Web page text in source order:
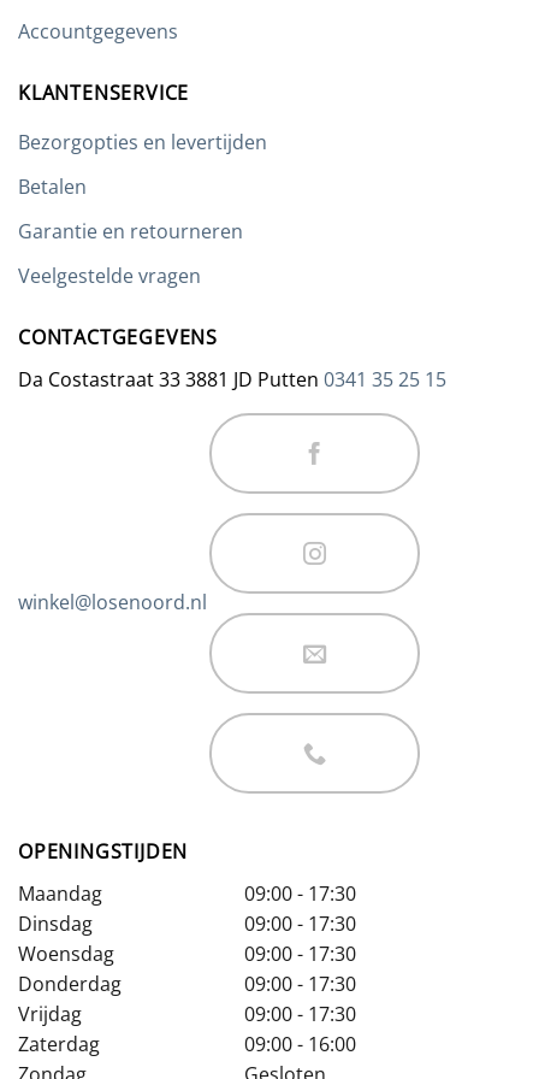
Accountgegevens
KLANTENSERVICE
Bezorgopties en levertijden
Betalen
Garantie en retourneren
Veelgestelde vragen
CONTACTGEGEVENS
Da Costastraat 33 3881 JD Putten 0341 35 25 15
winkel@losenoord.nl
OPENINGSTIJDEN
Maandag
09:00 - 17:30
Dinsdag
09:00 - 17:30
Woensdag
09:00 - 17:30
Donderdag
09:00 - 17:30
Vrijdag
09:00 - 17:30
Zaterdag
09:00 - 16:00